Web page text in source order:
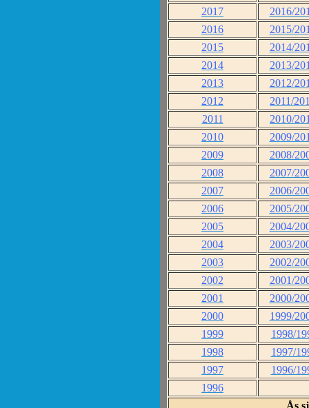
2017
2016/
2016
2015/
2015
2014/
2014
2013/
2013
2012/
2012
2011/
2011
2010/
2010
2009/
2009
2008/
2008
2007/
2007
2006/
2006
2005/
2005
2004/
2004
2003/
2003
2002/
2002
2001/
2001
2000/
2000
1999/
1999
1998/
1998
1997/
1997
1996/
1996
Ås